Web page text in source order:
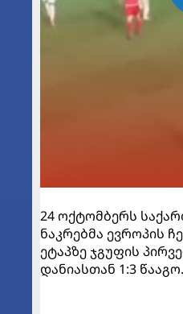
24 ოქტომბერს
ნაკრებმა ევროპის
ეტაპზე ჯგუფის
დანიასთან 1:3 წააგო.